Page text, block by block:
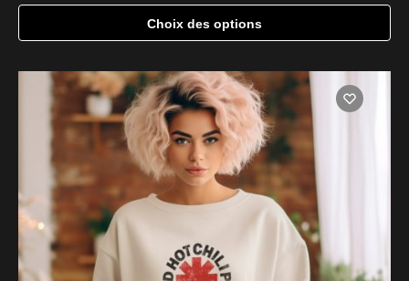
Choix des options
produit
plusieurs
variations.
options
peuvent
être
choisies
sur